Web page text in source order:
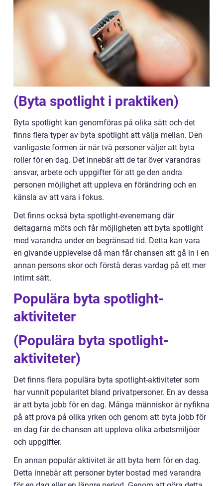
(Byta spotlight i praktiken)
Byta spotlight kan genomföras på olika sätt och det
finns flera typer av byta spotlight att välja mellan. Den
vanligaste formen är när två personer väljer att byta
roller för en dag. Det innebär att de tar över varandras
ansvar, arbete och uppgifter för att ge den andra
personen möjlighet att uppleva en förändring och en
känsla av att vara i fokus.
Det finns också byta spotlight-evenemang där
deltagarna möts och får möjligheten att byta spotlight
med varandra under en begränsad tid. Detta kan vara
en givande upplevelse då man får chansen att gå in i en
annan persons skor och förstå deras vardag på ett mer
intimt sätt.
Populära byta spotlight-
aktiviteter
(Populära byta spotlight-
aktiviteter)
Det finns flera populära byta spotlight-aktiviteter som
har vunnit popularitet bland privatpersoner. En av dessa
är att byta jobb för en dag. Många människor är nyfikna
på att prova på olika yrken och genom att byta jobb för
en dag får de chansen att uppleva olika arbetsmiljöer
och uppgifter.
En annan populär aktivitet är att byta hem för en dag.
Detta innebär att personer byter bostad med varandra